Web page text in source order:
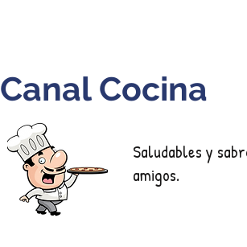
Canal Cocina
Saludables y
amigos.